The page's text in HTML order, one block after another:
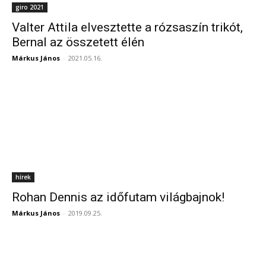
giro 2021
Valter Attila elvesztette a rózsaszín trikót,
Bernal az összetett élén
Márkus János - 2021.05.16.
hírek
Rohan Dennis az időfutam világbajnok!
Márkus János - 2019.09.25.